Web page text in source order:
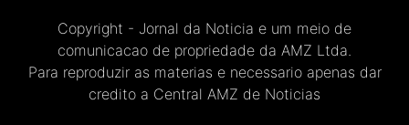
Copyright - Jornal da Noticia e um meio de
comunicacao de propriedade da AMZ Ltda.
Para reproduzir as materias e necessario apenas dar
credito a Central AMZ de Noticias